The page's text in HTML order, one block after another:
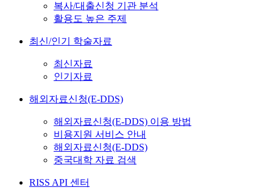
복사/대출신청 기관 분석
활용도 높은 주제
최신/인기 학술자료
최신자료
인기자료
해외자료신청(E-DDS)
해외자료신청(E-DDS) 이용 방법
비용지원 서비스 안내
해외자료신청(E-DDS)
중국대학 자료 검색
RISS API 센터